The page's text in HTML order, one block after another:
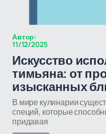
Автор:
11/12/2025
Искусство
тимьяна: от
изысканных
В мире кулинарии
специй, которые
придавая